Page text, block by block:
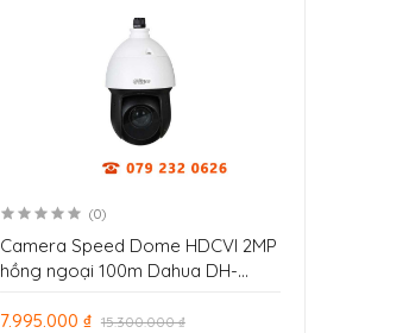
(0)
Camera Speed Dome HDCVI 2MP
hồng ngoại 100m Dahua DH-
7.995.000 ₫ 15.300.000 ₫